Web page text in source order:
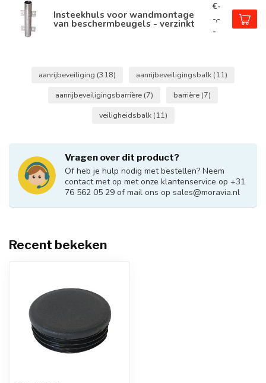
Insteekhuls voor wandmontage
van beschermbeugels - verzinkt
€-
-,-
-
aanrijbeveiliging (318) aanrijbeveiligingsbalk (11)
aanrijbeveiligingsbarrière (7) barrière (7)
veiligheidsbalk (11)
Vragen over dit product?
Of heb je hulp nodig met bestellen? Neem
contact met op met onze klantenservice op +31
76 562 05 29 of mail ons op sales@moravia.nl
Recent bekeken